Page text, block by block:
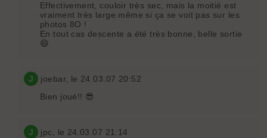
Effectivement, couloir très sec, mais la moitié est
vraiment très large même si ça se voit pas sur les
photos 8O !
En tout cas descente a été très bonne, belle sortie
😄
J joebar, le 24.03.07 20:52
Bien joué!! 😎
J jpc
, le 24.03.07 21:14